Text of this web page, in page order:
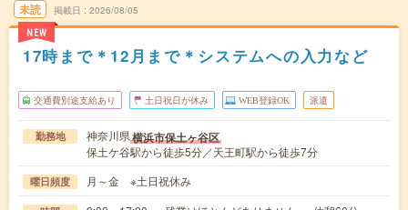
未読
NEW
掲載日 2026/08/05
17時まで＊12月まで＊システムへの入力など
交通費別途支給あり 土日祝日が休み WEB登録OK 派遣
勤務地 神奈川県横浜市保土ヶ谷区
保土ケ谷駅から徒歩5分／天王町駅から徒歩7分
曜日頻度 月～金 ※土日祝休み